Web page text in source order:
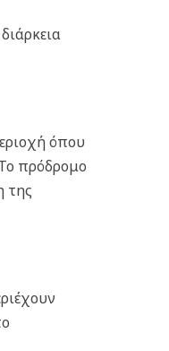
όπου
πρόδρομο
της